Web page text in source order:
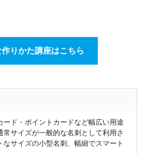
りかた講座はこちら
ド・ポイントカードなど幅広い用途
サイズが一般的な名刺として利用さ
サイズの小型名刺、幅細でスマート